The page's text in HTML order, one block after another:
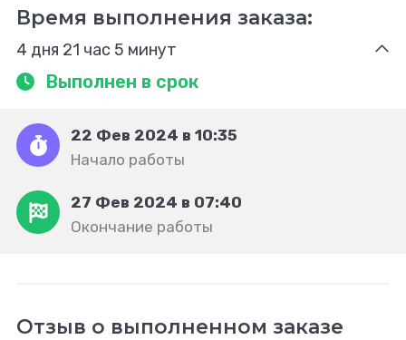
Время выполнения заказа:
4 дня 21 час 5 минут
Выполнен в срок
22 Фев 2024 в 10:35
Начало работы
27 Фев 2024 в 07:40
Окончание работы
Отзыв о выполненном заказе